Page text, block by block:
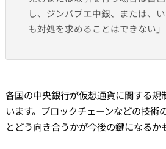
し、ジンバブエ中銀、または、
も対処を求めることはできない」
各国の中央銀行が仮想通貨に関する規
います。ブロックチェーンなどの技術
とどう向き合うかが今後の鍵になるか